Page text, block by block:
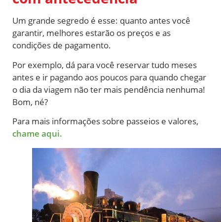
Um grande segredo é esse: quanto antes você
garantir, melhores estarão os preços e as
condições de pagamento.
Por exemplo, dá para você reservar tudo meses
antes e ir pagando aos poucos para quando chegar
o dia da viagem não ter mais pendência nenhuma!
Bom, né?
Para mais informações sobre passeios e valores,
chame aqui.